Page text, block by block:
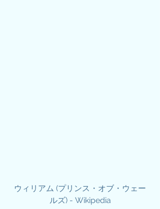
ウィリアム (プリンス・オブ・ウェー
ルズ) - Wikipedia